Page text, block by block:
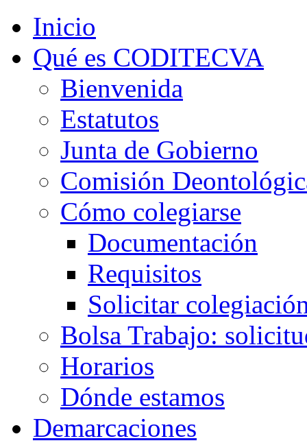
Inicio
Qué es CODITECVA
Bienvenida
Estatutos
Junta de Gobierno
Comisión
Cómo colegiarse
Documentación
Requisitos
Solicitar
Bolsa Trabajo:
Horarios
Dónde estamos
Demarcaciones